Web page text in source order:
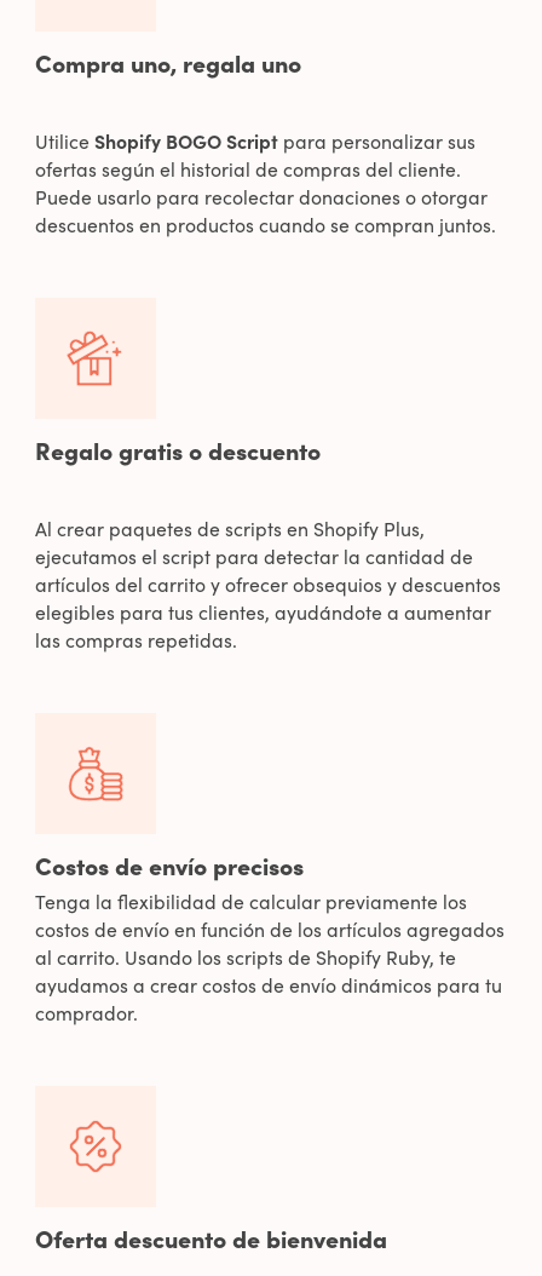
Compra uno, regala uno
Utilice Shopify BOGO Script para personalizar sus
ofertas según el historial de compras del cliente.
Puede usarlo para recolectar donaciones o otorgar
descuentos en productos cuando se compran juntos.
Regalo gratis o descuento
Al crear paquetes de scripts en Shopify Plus,
ejecutamos el script para detectar la cantidad de
artículos del carrito y ofrecer obsequios y descuentos
elegibles para tus clientes, ayudándote a aumentar
las compras repetidas.
Costos de envío precisos
Tenga la flexibilidad de calcular previamente los
costos de envío en función de los artículos agregados
al carrito. Usando los scripts de Shopify Ruby, te
ayudamos a crear costos de envío dinámicos para tu
comprador.
Oferta descuento de bienvenida